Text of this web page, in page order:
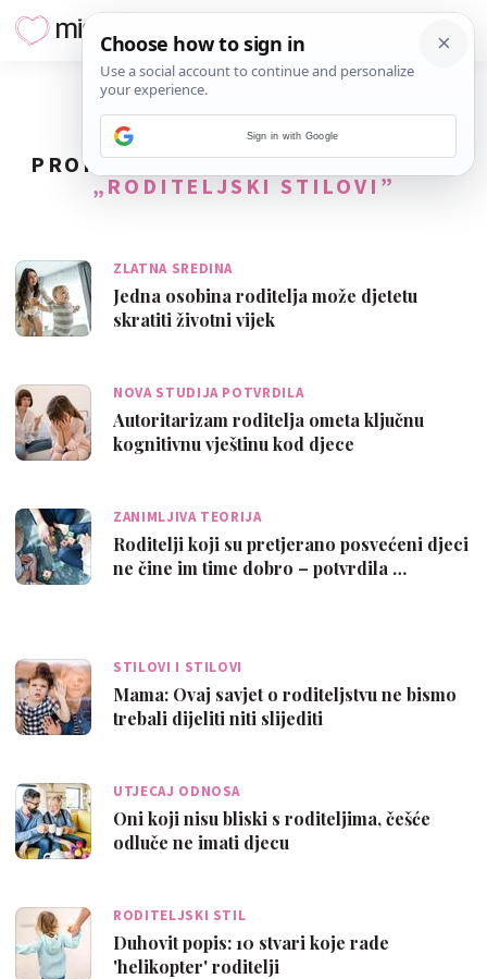
PRONAĐENO61REZULTATA ZA TAG
„RODITELJSKI STILOVI”
ZLATNA SREDINA
Jedna osobina roditelja može djetetu
skratiti životni vijek
NOVA STUDIJA POTVRDILA
Autoritarizam roditelja ometa ključnu
kognitivnu vještinu kod djece
ZANIMLJIVA TEORIJA
Roditelji koji su pretjerano posvećeni djeci
ne čine im time dobro – potvrdila …
STILOVI I STILOVI
Mama: Ovaj savjet o roditeljstvu ne bismo
trebali dijeliti niti slijediti
UTJECAJ ODNOSA
Oni koji nisu bliski s roditeljima, češće
odluče ne imati djecu
RODITELJSKI STIL
Duhovit popis: 10 stvari koje rade
'helikopter' roditelji
Sign in with Google